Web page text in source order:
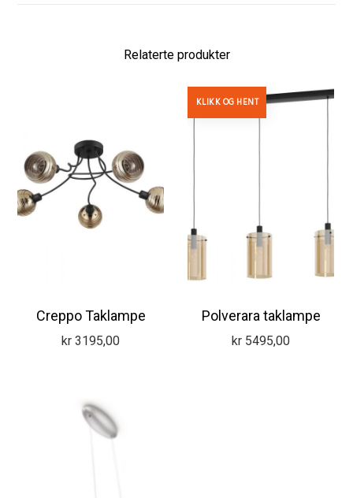
Relaterte produkter
Creppo Taklampe
kr 3195,00
KLIKK OG HENT
Polverara taklampe
kr 5495,00